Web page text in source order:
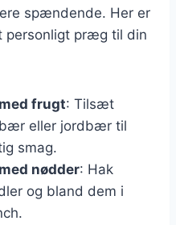
spændende. Her er
personligt præg til din
frugt: Tilsæt
eller jordbær til
smag.
nødder: Hak
og bland dem i